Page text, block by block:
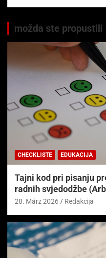
možda ste propustili
CHECKLISTE EDUKACIJA
Tajni kod pri pisanju
radnih svjedodžbe
28. März 2026 Redakcija